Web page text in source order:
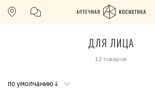
ДЛЯ ЛИЦА
12 товаров
по умолчанию↓